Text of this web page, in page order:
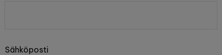
Sähköposti